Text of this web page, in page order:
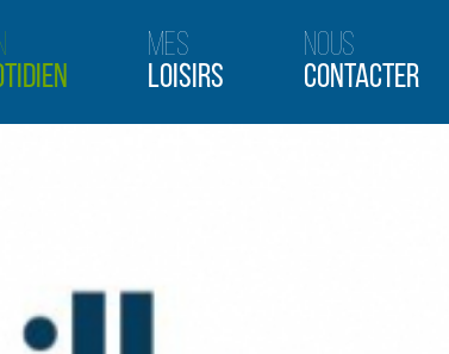
Mes
Loisirs
Nous
Contacter